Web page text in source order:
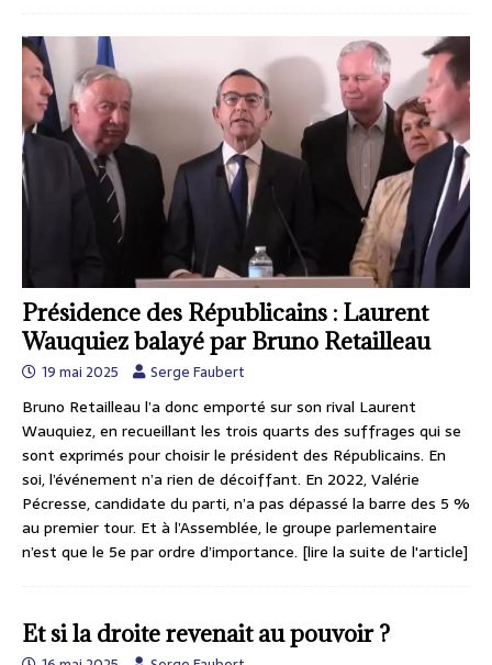
Présidence des Républicains : Laurent
Wauquiez balayé par Bruno Retailleau
19 mai 2025 Serge Faubert
Bruno Retailleau l’a donc emporté sur son rival Laurent
Wauquiez, en recueillant les trois quarts des suffrages qui se
sont exprimés pour choisir le président des Républicains. En
soi, l’événement n’a rien de décoiffant. En 2022, Valérie
Pécresse, candidate du parti, n’a pas dépassé la barre des 5 %
au premier tour. Et à l’Assemblée, le groupe parlementaire
n’est que le 5e par ordre d’importance. [lire la suite de l'article]
Et si la droite revenait au pouvoir ?